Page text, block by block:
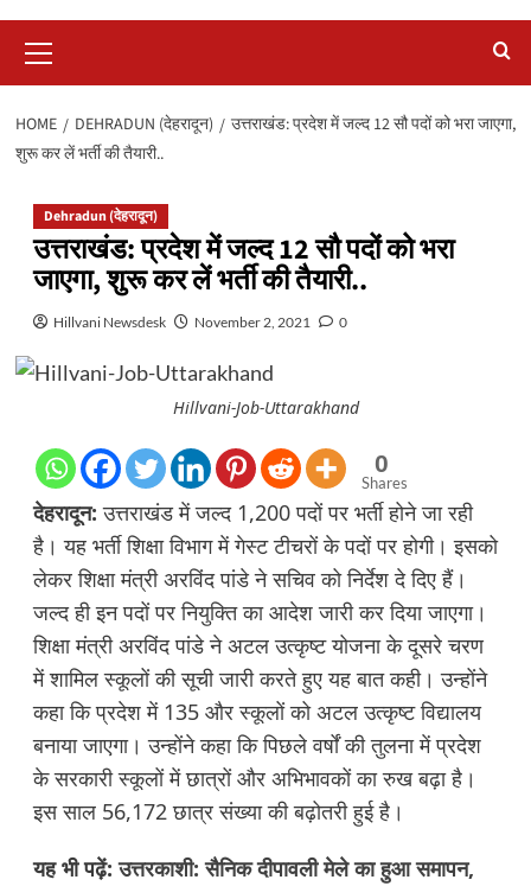
Menu
HOME DEHRADUN (देहरादून)
उत्तराखंड: प्रदेश में जल्द 12 सौ पदों को भरा जाएगा,
शुरू कर लें भर्ती की तैयारी..
Dehradun (देहरादून)
उत्तराखंड: प्रदेश में जल्द 12 सौ पदों को भरा
जाएगा, शुरू कर लें भर्ती की तैयारी..
Hillvani Newsdesk November 2, 2021 0
Hillvani-Job-Uttarakhand
0
Shares
देहरादून: उत्तराखंड में जल्द 1,200 पदों पर भर्ती होने जा रही
है। यह भर्ती शिक्षा विभाग में गेस्ट टीचरों के पदों पर होगी। इसको
लेकर शिक्षा मंत्री अरविंद पांडे ने सचिव को निर्देश दे दिए हैं।
जल्द ही इन पदों पर नियुक्ति का आदेश जारी कर दिया जाएगा।
शिक्षा मंत्री अरविंद पांडे ने अटल उत्कृष्ट योजना के दूसरे चरण
में शामिल स्कूलों की सूची जारी करते हुए यह बात कही। उन्होंने
कहा कि प्रदेश में 135 और स्कूलों को अटल उत्कृष्ट विद्यालय
बनाया जाएगा। उन्होंने कहा कि पिछले वर्षों की तुलना में प्रदेश
के सरकारी स्कूलों में छात्रों और अभिभावकों का रुख बढ़ा है।
इस साल 56,172 छात्र संख्या की बढ़ोतरी हुई है।
यह भी पढ़ें: उत्तरकाशी: सैनिक दीपावली मेले का हुआ समापन,